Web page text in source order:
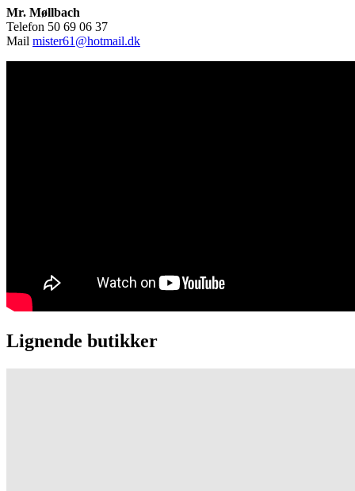
Mr. Møllbach
Telefon 50 69 06 37
Mail mister61@hotmail.dk
Lignende butikker